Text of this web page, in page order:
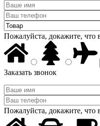
Пожалуйста, докажите, что
Заказать звонок
Пожалуйста, докажите, что